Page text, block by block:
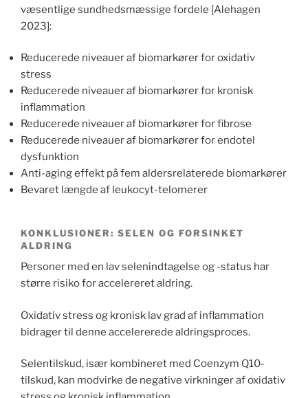
væsentlige sundhedsmæssige fordele [Alehagen
2023]:
Reducerede niveauer af biomarkører for oxidativ
stress
Reducerede niveauer af biomarkører for kronisk
inflammation
Reducerede niveauer af biomarkører for fibrose
Reducerede niveauer af biomarkører for endotel
dysfunktion
Anti-aging effekt på fem aldersrelaterede biomarkører
Bevaret længde af leukocyt-telomerer
KONKLUSIONER: SELEN OG FORSINKET
ALDRING
Personer med en lav selenindtagelse og -status har
større risiko for accelereret aldring.
Oxidativ stress og kronisk lav grad af inflammation
bidrager til denne accelererede aldringsproces.
Selentilskud, især kombineret med Coenzym Q10-
tilskud, kan modvirke de negative virkninger af oxidativ